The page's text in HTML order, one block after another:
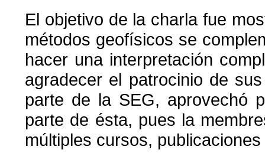
El objetivo de la charla fue
métodos geofísicos se
hacer una interpretación
agradecer el patrocinio de
parte de la SEG, aprovechó
parte de ésta, pues la
múltiples cursos,